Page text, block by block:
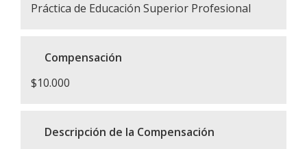
Práctica de Educación Superior Profesional
Compensación
$10.000
Descripción de la Compensación